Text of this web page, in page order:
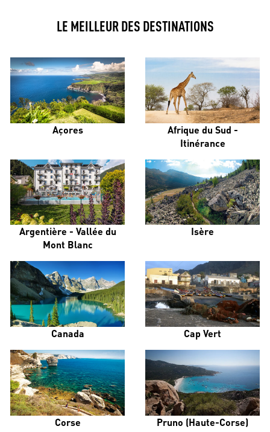
LE MEILLEUR DES DESTINATIONS
Açores
Afrique du Sud -
Itinérance
Argentière - Vallée du
Mont Blanc
Isère
Canada Cap Vert
Corse Pruno (Haute-Corse)